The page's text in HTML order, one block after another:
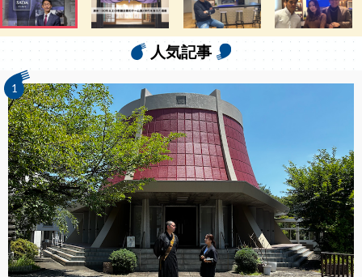
人気記事
1